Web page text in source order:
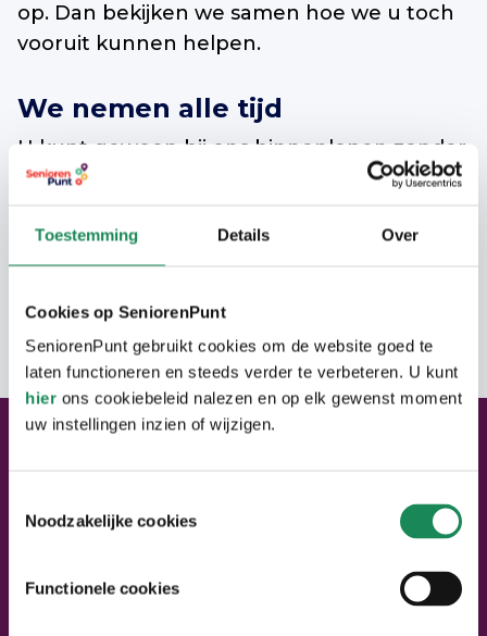
Toestemming Details Over
Cookies op SeniorenPunt
SeniorenPunt gebruikt cookies om de website goed te
laten functioneren en steeds verder te verbeteren. U kunt
hier ons cookiebeleid nalezen en op elk gewenst moment
uw instellingen inzien of wijzigen.
Noodzakelijke cookies
Functionele cookies
op. Dan bekijken we samen hoe we u toch
vooruit kunnen helpen.
We nemen alle tijd
U kunt gewoon bij ons binnenlopen zonder
afspraak. Meestal lukt het ons om u
mag ook. Dan weet u zeker dat we genoeg
tijd voor u hebben. Dit doet u via 040 – 220
2202 of
info@seniorenpunt.nl
Graag tot ziens bij SeniorenPunt!
Bel ons:040 – 220 22 02
Mail ons: info@seniorenpunt.nl